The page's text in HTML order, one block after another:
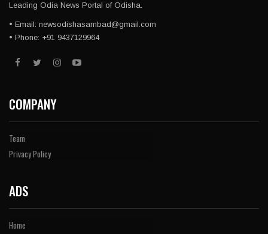
Leading Odia News Portal of Odisha.
• Email: newsodishasambad@gmail.com
• Phone: +91 9437129964
COMPANY
Team
Privacy Policy
ADS
Home